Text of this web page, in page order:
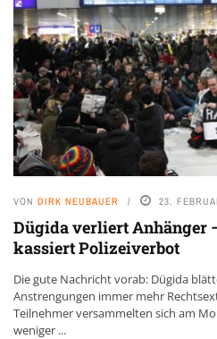
VON DIRK NEUBAUER 23.
Dügida verliert Anhänger
kassiert Polizeiverbot
Die gute Nachricht vorab: Dügida
Anstrengungen immer mehr
Teilnehmer versammelten sich am
weniger ...